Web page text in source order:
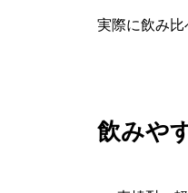
実際に飲み比
飲みや